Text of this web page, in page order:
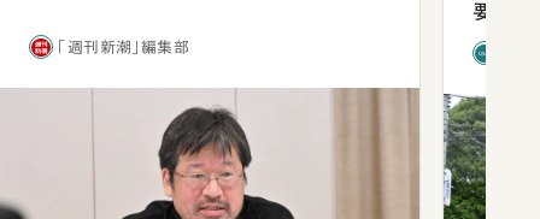
「週刊新潮」編集部
要だっ